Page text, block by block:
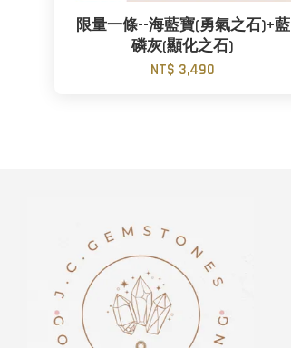
限量一條--海藍寶(勇氣之石)+藍
磷灰(顯化之石)
NT$ 3,490